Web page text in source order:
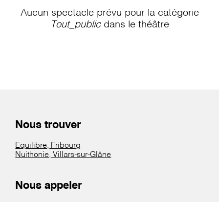
Aucun spectacle prévu pour la catégorie
Tout_publicdans le théâtre
Nous trouver
Equilibre, Fribourg
Nuithonie, Villars-sur-Glâne
Nous appeler